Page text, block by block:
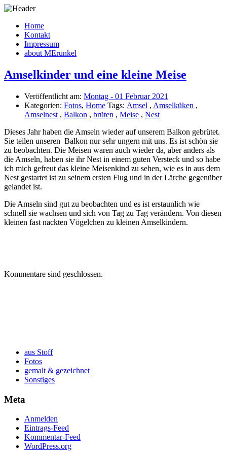
Home
Kontakt
Impressum
about MErunkel
Amselkinder und eine kleine Meise
Veröffentlicht am: Montag - 01 Februar 2021
Kategorien: Fotos, Home Tags: Amsel , Amselküken ,
Amselnest , Balkon , brüten , Meise , Nest
Dieses Jahr haben die Amseln wieder auf unserem Balkon gebrütet.
Sie teilen unseren Balkon nur sehr ungern mit uns. Es ist schön sie
zu beobachten. Die Meisen waren auch wieder da, aber anders als
die Amseln, haben sie ihr Nest in einem guten Versteck und so habe
ich mich gefreut das kleine Meisenkind zu sehen, wie es in aus dem
Nest gestartet ist zu seinem ersten Flug und in der Lärche gegenüber
gelandet ist.
Die Amseln sind gut zu beobachten und es ist erstaunlich wie
schnell sie wachsen und sich von Tag zu Tag verändern. Von diesen
kleinen fast nackten Vögelchen zu kleinen Amselkindern.
Kommentare sind geschlossen.
aus Stoff
Fotos
gemalt & gezeichnet
Sonstiges
Meta
Anmelden
Eintrags-Feed
Kommentar-Feed
WordPress.org